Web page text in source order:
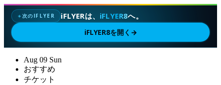
✦次のIFLYER iFLYERは、 iFLYER8へ。
iFLYER8を開く →
Aug 09 Sun
おすすめ
チケット